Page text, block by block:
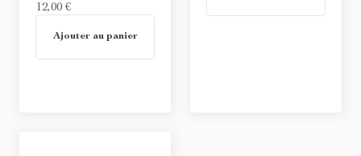
12,00 €
Ajouter au panier